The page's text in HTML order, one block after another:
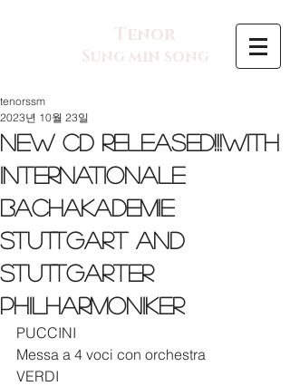
Tenor
Sung min song
New CD released!!!with
Internationale
Bachakademie
Stuttgart and
Stuttgarter
Philharmoniker
tenorssm
2023년 10월 23일
PUCCINI
Messa a 4 voci con orchestra
VERDI